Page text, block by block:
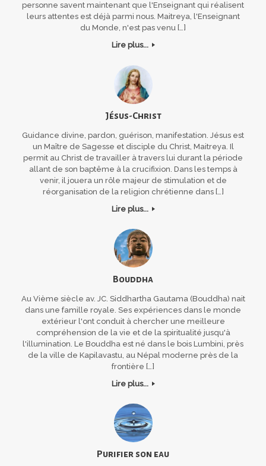
personne savent maintenant que l'Enseignant qui réalisent
leurs attentes est déjà parmi nous. Maitreya, l'Enseignant
du Monde, n'est pas venu […]
Lire plus...
Jésus-Christ
Guidance divine, pardon, guérison, manifestation. Jésus est
un Maître de Sagesse et disciple du Christ, Maitreya. Il
permit au Christ de travailler à travers lui durant la période
allant de son baptême à la crucifixion. Dans les temps à
venir, il jouera un rôle majeur de stimulation et de
réorganisation de la religion chrétienne dans […]
Lire plus...
Bouddha
Au Vième siècle av. JC. Siddhartha Gautama (Bouddha) nait
dans une famille royale. Ses expériences dans le monde
extérieur l'ont conduit à chercher une meilleure
compréhension de la vie et de la spiritualité jusqu'à
l'illumination. Le Bouddha est né dans le bois Lumbini, près
de la ville de Kapilavastu, au Népal moderne près de la
frontière […]
Lire plus...
Purifier son eau